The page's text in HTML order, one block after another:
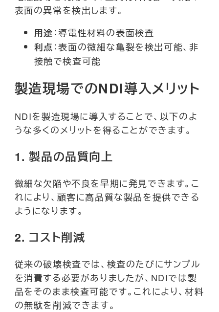
表面の異常を検出します。
用途：導電性材料の表面検査
利点 ：表面の微細な亀裂を検出可能、非
接触で検査可能
製造現場でのNDI導入メリット
NDIを製造現場に導入することで、以下のよ
うな多くのメリットを得ることができます。
1.製品の品質向上
微細な欠陥や不良を早期に発見できます。こ
れにより、顧客に高品質な製品を提供できる
ようになります。
2. コスト削減
従来の破壊検査では、検査のたびにサンプル
を消費する必要がありましたが、NDIでは製
品をそのまま検査可能です。これにより、材料
の無駄を削減できます。